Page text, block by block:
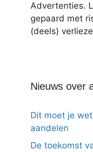
Advertenties.
gepaard met
(deels)
Nieuws over
Dit moet je
aandelen
De toekomst